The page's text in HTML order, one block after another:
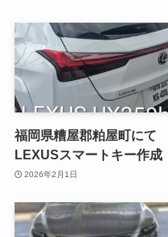
福岡県糟屋郡粕屋町にて
LEXUSスマートキー作成
2026年2月1日